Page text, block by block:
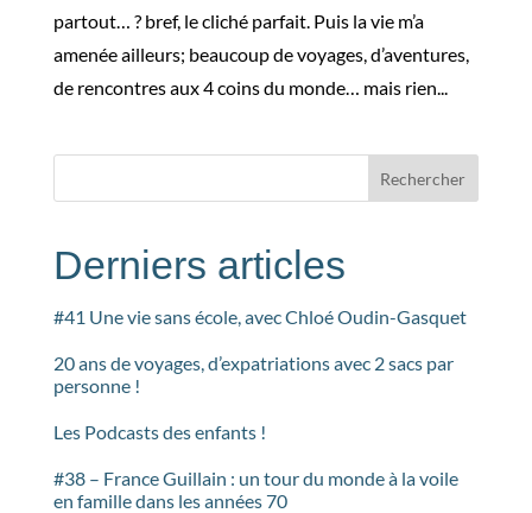
partout… ? bref, le cliché parfait. Puis la vie m’a
amenée ailleurs; beaucoup de voyages, d’aventures,
de rencontres aux 4 coins du monde… mais rien...
Rechercher
Derniers articles
#41 Une vie sans école, avec Chloé Oudin-Gasquet
20 ans de voyages, d’expatriations avec 2 sacs par
personne !
Les Podcasts des enfants !
#38 – France Guillain : un tour du monde à la voile
en famille dans les années 70